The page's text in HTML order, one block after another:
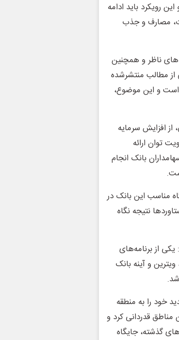
رویکرد باید ادامه
مصارف و جذب
ناظر و همچنین
از مطالب منتشرشده
است و این موضوع،
از افزایش سرمایه
برای تقویت توان ارائه
بانک انجام
مناسب این بانک در
نتیجه نگاه
از برنامه‌های
و آینه بانک
خود را به منطقه
مناطق قدردانی کرد و
گذشته، جایگاه